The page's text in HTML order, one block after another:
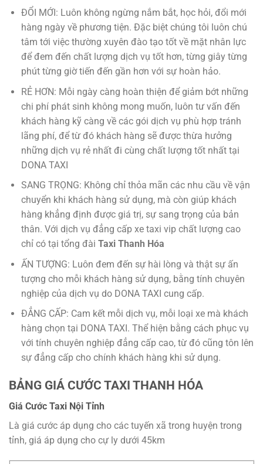
ĐỔI MỚI: Luôn không ngừng nắm bắt, học hỏi, đổi mới
hàng ngày về phương tiện. Đặc biệt chúng tôi luôn chú
tâm tới việc thường xuyên đào tạo tốt về mặt nhân lực
để đem đến chất lượng dịch vụ tốt hơn, từng giây từng
phút từng giờ tiến đến gần hơn với sự hoàn hảo.
RẺ HƠN: Mỗi ngày càng hoàn thiện để giảm bớt những
chi phí phát sinh không mong muốn, luôn tư vấn đến
khách hàng kỹ càng về các gói dịch vụ phù hợp tránh
lãng phí, để từ đó khách hàng sẽ được thừa hưởng
những dịch vụ rẻ nhất đi cùng chất lượng tốt nhất tại
DONA TAXI
SANG TRỌNG: Không chỉ thỏa mãn các nhu cầu về vận
chuyển khi khách hàng sử dụng, mà còn giúp khách
hàng khẳng định được giá trị, sự sang trọng của bản
thân. Với dịch vụ đẳng cấp xe taxi vip chất lượng cao
chỉ có tại tổng đài Taxi Thanh Hóa
ẤN TƯỢNG: Luôn đem đến sự hài lòng và thật sự ấn
tượng cho mỗi khách hàng sử dụng, bằng tính chuyên
nghiệp của dịch vụ do DONA TAXI cung cấp.
ĐẲNG CẤP: Cam kết mỗi dịch vụ, mỗi loại xe mà khách
hàng chọn tại DONA TAXI. Thể hiện bằng cách phục vụ
với tính chuyên nghiệp đẳng cấp cao, từ đó cũng tôn lên
sự đẳng cấp cho chính khách hàng khi sử dụng.
BẢNG GIÁ CƯỚC TAXI THANH HÓA
Giá Cước Taxi Nội Tỉnh
Là giá cước áp dụng cho các tuyến xã trong huyện trong
tỉnh, giá áp dụng cho cự ly dưới 45km